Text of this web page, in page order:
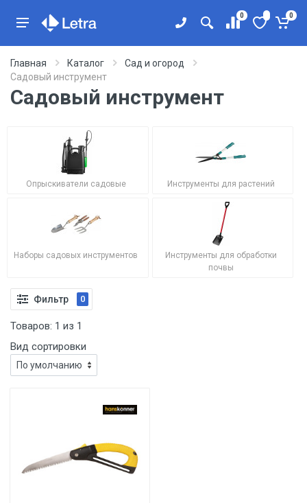
0 0
Главная Каталог
Сад и огород
Садовый инструмент
Садовый инструмент
Опрыскиватели садовые Инструменты для растений
Наборы садовых инструментов
Инструменты для обработки
почвы
Фильтр 0
Товаров: 1 из 1
Вид сортировки